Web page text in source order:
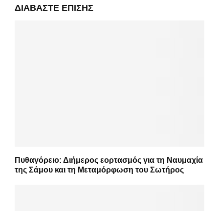
ΔΙΑΒΆΣΤΕ ΕΠΊΣΗΣ
Πυθαγόρειο: Διήμερος εορτασμός για τη Ναυμαχία
της Σάμου και τη Μεταμόρφωση του Σωτήρος